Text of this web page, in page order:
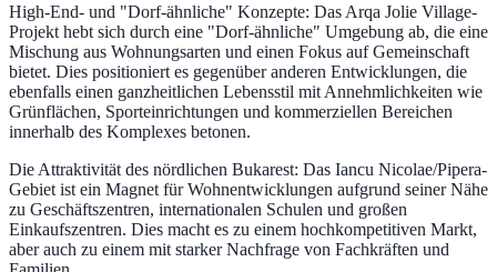
High-End- und "Dorf-ähnliche" Konzepte: Das Arqa Jolie Village-
Projekt hebt sich durch eine "Dorf-ähnliche" Umgebung ab, die eine
Mischung aus Wohnungsarten und einen Fokus auf Gemeinschaft
bietet. Dies positioniert es gegenüber anderen Entwicklungen, die
ebenfalls einen ganzheitlichen Lebensstil mit Annehmlichkeiten wie
Grünflächen, Sporteinrichtungen und kommerziellen Bereichen
innerhalb des Komplexes betonen.
Die Attraktivität des nördlichen Bukarest: Das Iancu Nicolae/Pipera-
Gebiet ist ein Magnet für Wohnentwicklungen aufgrund seiner Nähe
zu Geschäftszentren, internationalen Schulen und großen
Einkaufszentren. Dies macht es zu einem hochkompetitiven Markt,
aber auch zu einem mit starker Nachfrage von Fachkräften und